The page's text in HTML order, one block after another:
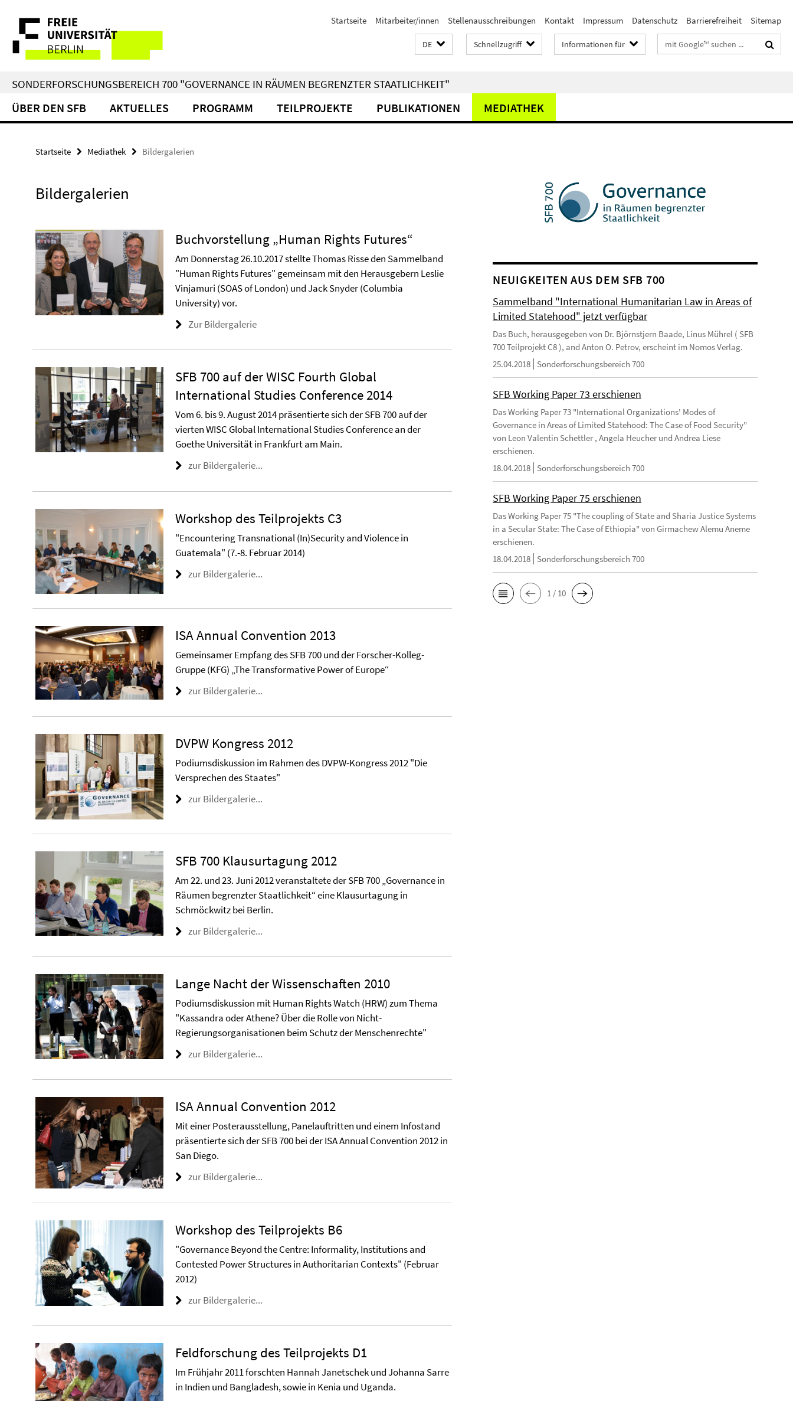
direkt
Inhalt
Service-
Navigation
Startseite Mitarbeiter/innen Stellenausschreibungen Kontakt Impressum Datenschutz Barrierefreiheit Sitemap
DE Schnellzugriff Informationen für Suchbegriffe
SONDERFORSCHUNGSBEREICH 700 "GOVERNANCE IN RÄUMEN BEGRENZTER STAATLICHKEIT"
ÜBER DEN SFB AKTUELLES PROGRAMM TEILPROJEKTE PUBLIKATIONEN MEDIATHEK
Startseite Mediathek Bildergalerien
Bildergalerien
Buchvorstellung „Human Rights Futures“
Am Donnerstag 26.10.2017 stellte Thomas Risse den Sammelband
"Human Rights Futures" gemeinsam mit den Herausgebern Leslie
Vinjamuri (SOAS of London) und Jack Snyder (Columbia
University) vor.
Zur Bildergalerie
SFB 700 auf der WISC Fourth Global
International Studies Conference 2014
Vom 6. bis 9. August 2014 präsentierte sich der SFB 700 auf der
vierten WISC Global International Studies Conference an der
Goethe Universität in Frankfurt am Main.
zur Bildergalerie...
Workshop des Teilprojekts C3
"Encountering Transnational (In)Security and Violence in
Guatemala" (7.-8. Februar 2014)
zur Bildergalerie...
ISA Annual Convention 2013
Gemeinsamer Empfang des SFB 700 und der Forscher-Kolleg-
Gruppe (KFG) „The Transformative Power of Europe“
zur Bildergalerie...
DVPW Kongress 2012
Podiumsdiskussion im Rahmen des DVPW-Kongress 2012 "Die
Versprechen des Staates"
zur Bildergalerie...
SFB 700 Klausurtagung 2012
Am 22. und 23. Juni 2012 veranstaltete der SFB 700 „Governance in
Räumen begrenzter Staatlichkeit“ eine Klausurtagung in
Schmöckwitz bei Berlin.
zur Bildergalerie...
Lange Nacht der Wissenschaften 2010
Podiumsdiskussion mit Human Rights Watch (HRW) zum Thema
"Kassandra oder Athene? Über die Rolle von Nicht-
Regierungsorganisationen beim Schutz der Menschenrechte"
zur Bildergalerie...
ISA Annual Convention 2012
Mit einer Posterausstellung, Panelauftritten und einem Infostand
präsentierte sich der SFB 700 bei der ISA Annual Convention 2012 in
San Diego.
zur Bildergalerie...
Workshop des Teilprojekts B6
"Governance Beyond the Centre: Informality, Institutions and
Contested Power Structures in Authoritarian Contexts" (Februar
2012)
zur Bildergalerie...
Feldforschung des Teilprojekts D1
Im Frühjahr 2011 forschten Hannah Janetschek und Johanna Sarre
in Indien und Bangladesh, sowie in Kenia und Uganda.
NEUIGKEITEN AUS DEM SFB 700
Sammelband "International Humanitarian Law in Areas of
Limited Statehood" jetzt verfügbar
Das Buch, herausgegeben von Dr. Björnstjern Baade, Linus Mührel ( SFB
700 Teilprojekt C8 ), and Anton O. Petrov, erscheint im Nomos Verlag.
25.04.2018
Sonderforschungsbereich 700
SFB Working Paper 73 erschienen
Das Working Paper 73 "International Organizations' Modes of
Governance in Areas of Limited Statehood: The Case of Food Security"
von Leon Valentin Schettler , Angela Heucher und Andrea Liese
erschienen.
18.04.2018
Sonderforschungsbereich 700
SFB Working Paper 75 erschienen
Das Working Paper 75 "The coupling of State and Sharia Justice Systems
in a Secular State: The Case of Ethiopia" von Girmachew Alemu Aneme
erschienen.
18.04.2018
Sonderforschungsbereich 700
1 / 10